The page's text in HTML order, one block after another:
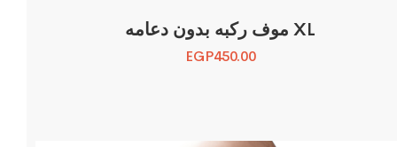
موف ركبه بدون دعامه XL
EGP450.00